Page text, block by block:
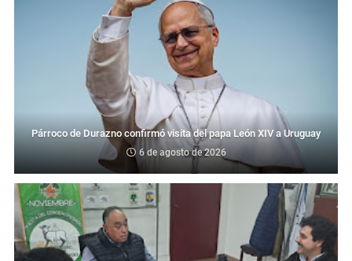
Párroco de Durazno confirmó visita del papa León XIV a Uruguay
6 de agosto de 2026